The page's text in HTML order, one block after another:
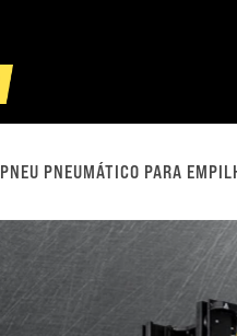
PNEU PNEUMÁTICO PARA